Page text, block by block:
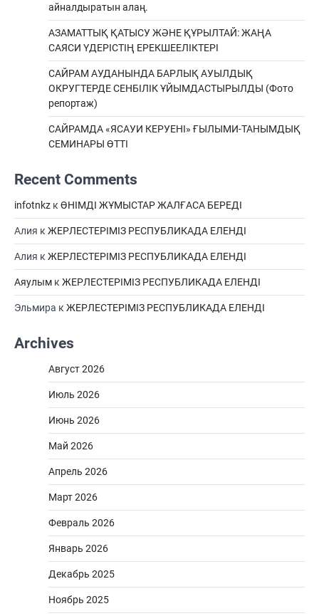
айналдыратын алаң.
АЗАМАТТЫҚ ҚАТЫСУ ЖӘНЕ ҚҰРЫЛТАЙ: ЖАҢА
САЯСИ ҮДЕРІСТІҢ ЕРЕКШEЕЛІКТЕРІ
САЙРАМ АУДАНЫНДА БАРЛЫҚ АУЫЛДЫҚ
ОКРУГТЕРДЕ СЕНБІЛІК ҰЙЫМДАСТЫРЫЛДЫ (Фото
репортаж)
САЙРАМДА «ЯСАУИ КЕРУЕНІ» ҒЫЛЫМИ-ТАНЫМДЫҚ
СЕМИНАРЫ ӨТТІ
Recent Comments
infotnkz к ӨНІМДІ ЖҰМЫСТАР ЖАЛҒАСА БЕРЕДІ
Алия к ЖЕРЛЕСТЕРІМІЗ РЕСПУБЛИКАДА ЕЛЕНДІ
Алия к ЖЕРЛЕСТЕРІМІЗ РЕСПУБЛИКАДА ЕЛЕНДІ
Аяулым к ЖЕРЛЕСТЕРІМІЗ РЕСПУБЛИКАДА ЕЛЕНДІ
Эльмира к ЖЕРЛЕСТЕРІМІЗ РЕСПУБЛИКАДА ЕЛЕНДІ
Archives
Август 2026
Июль 2026
Июнь 2026
Май 2026
Апрель 2026
Март 2026
Февраль 2026
Январь 2026
Декабрь 2025
Ноябрь 2025